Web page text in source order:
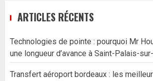
ARTICLES RÉCENTS
Technologies de pointe : pourquoi Mr
une longueur d’avance à Saint-Palais-
Transfert aéroport bordeaux : les